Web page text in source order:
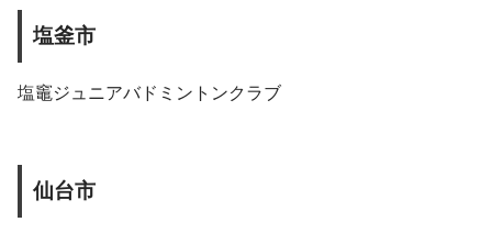
塩釜市
塩竈ジュニアバドミントンクラブ
仙台市